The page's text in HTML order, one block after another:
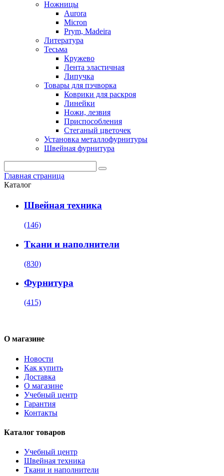
Ножницы
Aurora
Micron
Prym, Madeira
Литература
Тесьма
Кружево
Лента эластичная
Липучка
Товары для пэчворка
Коврики для раскроя
Линейки
Ножи, лезвия
Приспособления
Стеганый цветочек
Установка металлофурнитуры
Швейная фурнитура
Главная страница
Каталог
Швейная техника
(146)
Ткани и наполнители
(830)
Фурнитура
(415)
О магазине
Новости
Как купить
Доставка
О магазине
Учебный центр
Гарантия
Контакты
Каталог товаров
Учебный центр
Швейная техника
Ткани и наполнители